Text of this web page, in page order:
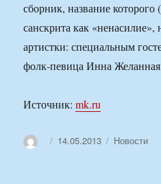
сборник, название
санскрита как
артистки: специальным
фолк-певица Инна
Источник:mk.ru
АвторОпубликовано
14.05.2013 Рубрики
Новости